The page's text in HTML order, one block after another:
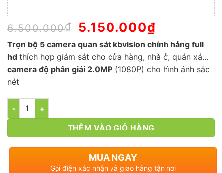
6.500.000₫
Giá
gốc
là:
6.500.000₫.
5.150.000₫
tại
là:
Trọn bộ 5 camera quan sát kbvision chính hảng full
hd thích hợp giám sát cho cửa hàng, nhà ở, quán xá…
camera độ phân giải 2.0MP (1080P) cho hình ảnh sắc
nét
Số lượng
THÊM VÀO GIỎ HÀNG
MUA NGAY
Gọi điện xác nhận và giao hàng tận nơi